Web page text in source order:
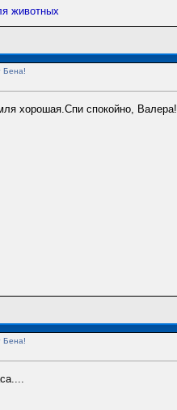
животных
Бена!
хорошая.Спи спокойно, Валера!
Бена!